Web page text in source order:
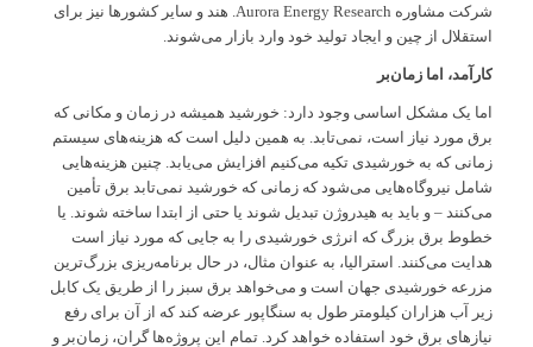
شرکت مشاوره Aurora Energy Research. هند و سایر کشورها نیز برای
استقلال از چین و ایجاد تولید خود وارد بازار می‌شوند.
کارآمد، اما زمان‌بر
اما یک مشکل اساسی وجود دارد: خورشید همیشه در زمان و مکانی که
برق مورد نیاز است، نمی‌تابد. به همین دلیل است که هزینه‌های سیستم
زمانی که به خورشیدی تکیه می‌کنیم افزایش می‌یابد. چنین هزینه‌هایی
شامل نیروگاه‌هایی می‌شود که زمانی که خورشید نمی‌تابد برق تأمین
می‌کنند – و باید به هیدروژن تبدیل شوند یا حتی از ابتدا ساخته شوند. یا
خطوط برق بزرگ که انرژی خورشیدی را به جایی که مورد نیاز است
هدایت می‌کنند. استرالیا، به عنوان مثال، در حال برنامه‌ریزی بزرگ‌ترین
مزرعه خورشیدی جهان است و می‌خواهد برق سبز را از طریق یک کابل
زیر آب هزاران کیلومتر طول به سنگاپور عرضه کند که از آن برای رفع
نیازهای برق خود استفاده خواهد کرد. تمام این پروژه‌ها گران، زمان‌بر و